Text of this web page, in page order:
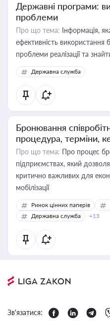
Державні програми:
проблеми
Про що тема: Інформація,
ефективність
проблеми реалізації та
Державна служба
Бронювання
процедура, терміни,
Про що тема: Про процес
підприємствах, який
критично важливих для
мобілізації
Ринок цінних паперів
Державна служба
+13
Зв'язатися: